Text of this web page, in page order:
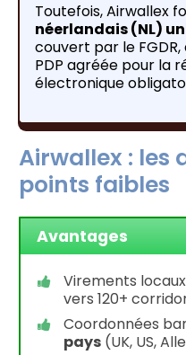
Toutefois, Airwallex
néerlandais (NL)
couvert par le
PDP agréée pour la
électronique
Airwallex : les
points faibles
Avantages
Virements
vers 120+
Coordonnées
pays (UK, US,